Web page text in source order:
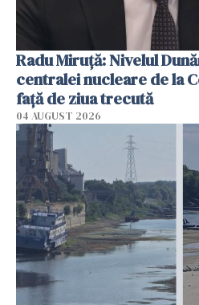
Radu Miruţă: Nivelul
centralei nucleare de la
faţă de ziua trecută
04 AUGUST 2026